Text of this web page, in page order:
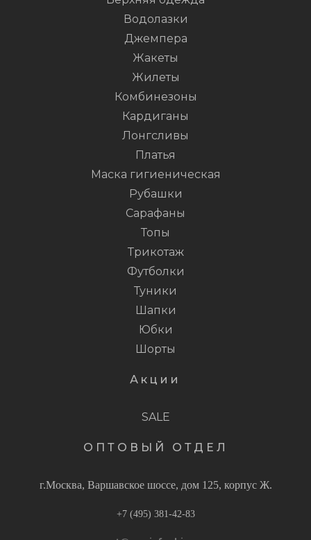
Водолазки
Джемпера
Жакеты
Жилеты
Комбинезоны
Кардиганы
Лонгсливы
Платья
Маска гигиеническая
Рубашки
Сарафаны
Топы
Трикотаж
Футболки
Туники
Шапки
Юбки
Шорты
Акции
SALE
ОПТОВЫЙ ОТДЕЛ
г.Москва, Варшавское шоссе, дом 125, корпус Ж.
+7 (495) 381-42-83